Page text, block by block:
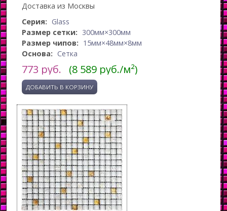
Доставка из Москвы
Серия: Glass
Размер сетки: 300мм×300мм
Размер чипов: 15мм×48мм×8мм
Основа: Сетка
773 руб. (8 589 руб./м²)